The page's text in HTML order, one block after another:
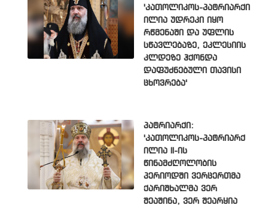
'კათოლიკოს-პატრიარქი
ილია უდრეკი იყო
რწმენაში და უფლის
სწავლებაზე, ეკლესიის
კლდეზე ჰქონდა
დაფუძნებული თავისი
ცხოვრება'
პატრიარქი:
'კათოლიკოს-პატრიარქ
ილია II-ის
წინამძღოლობის
პერიოდში ვერცერთმა
ქარიშხალმა ვერ
შეაშინა, ვერ შეარყია